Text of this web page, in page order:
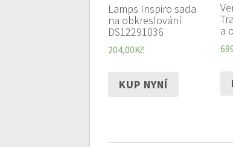
Lamps Inspiro sada
na obkreslování
DS12291036
204,00Kč
KUP NYNÍ
a